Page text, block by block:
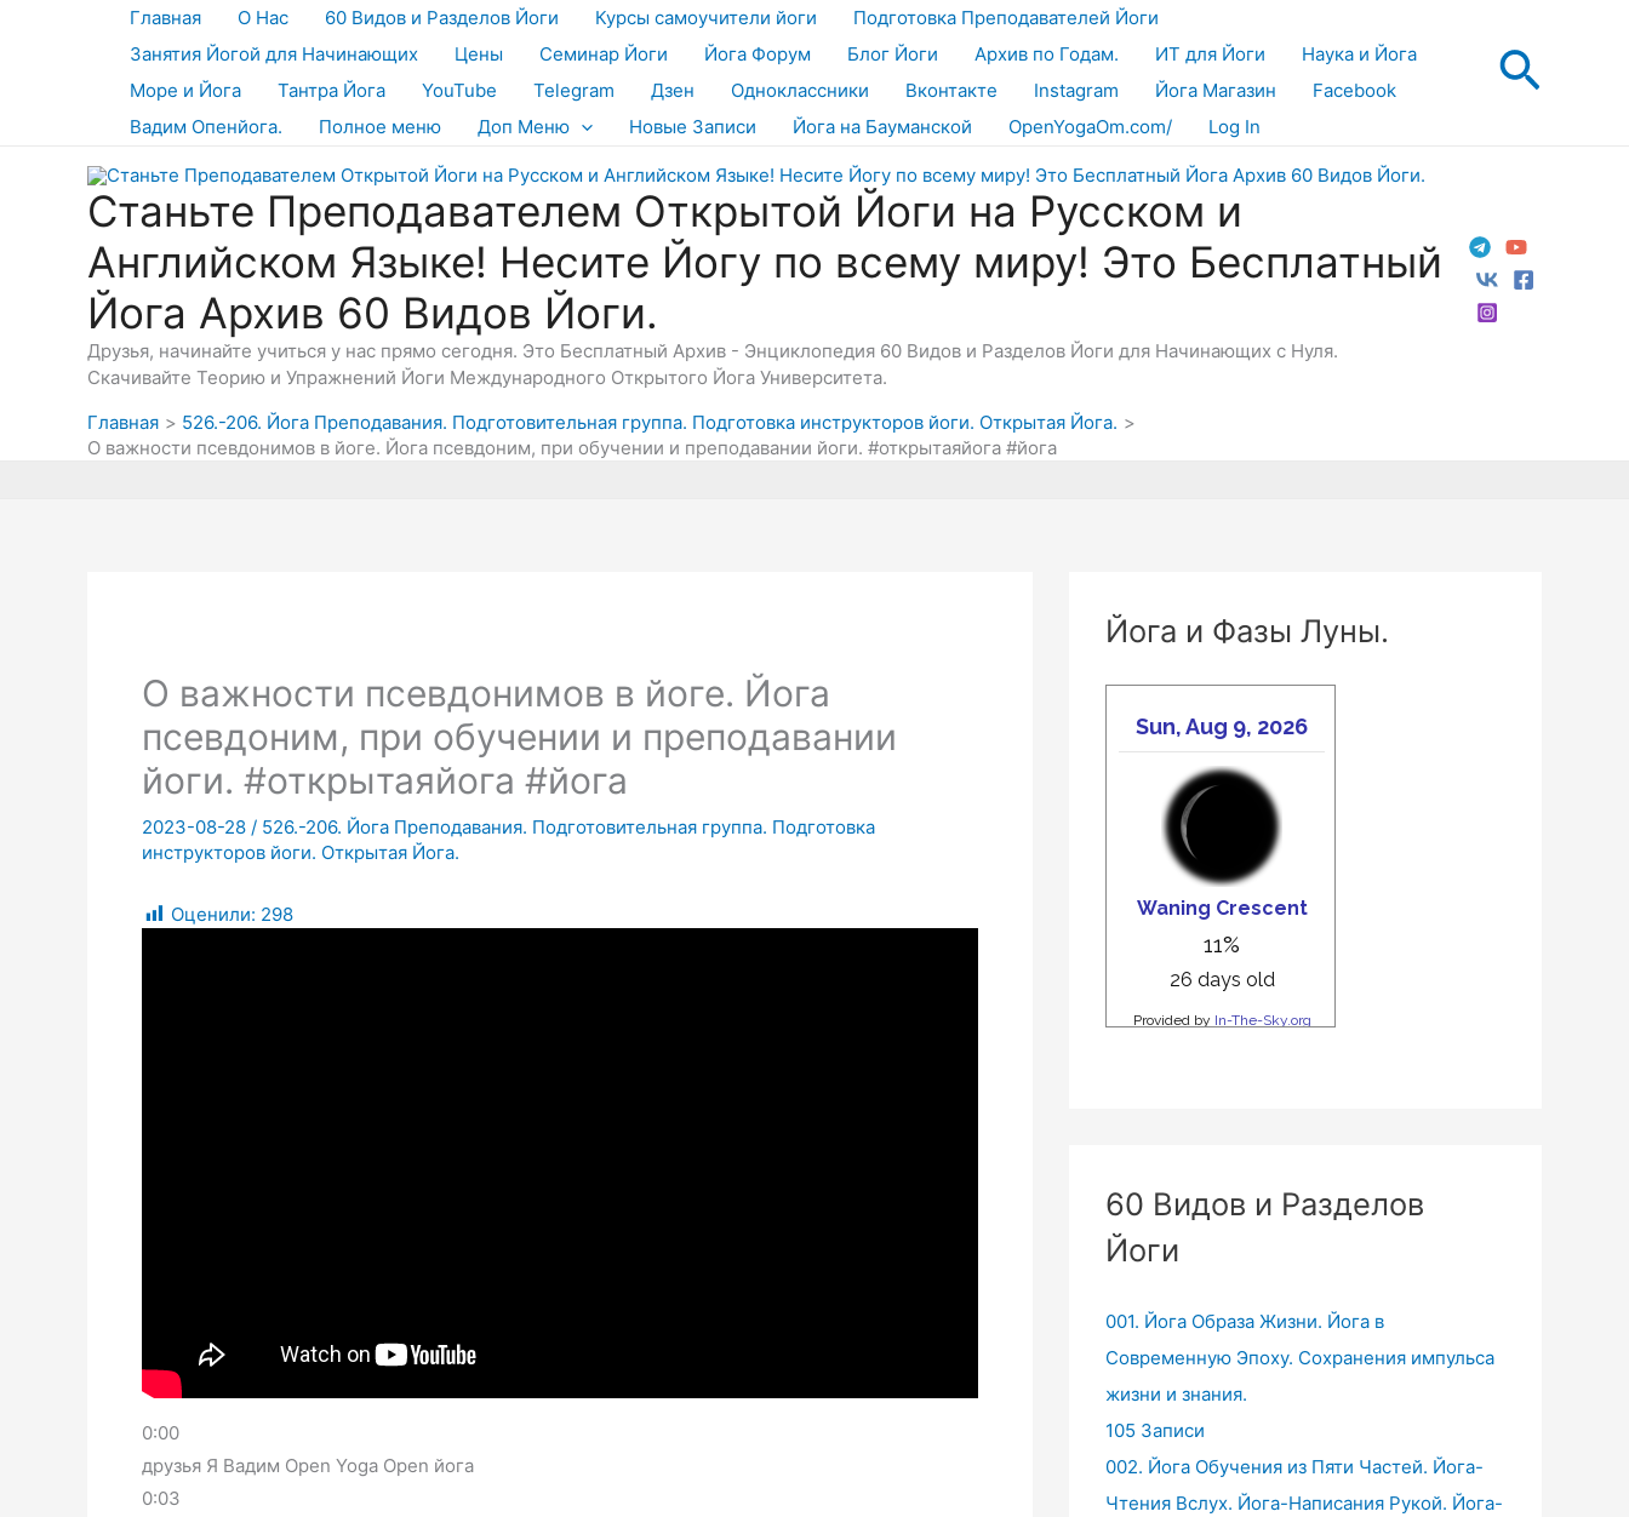
Главная О Нас 60 Видов и Разделов Йоги Курсы самоучители йоги
Подготовка Преподавателей Йоги
Занятия Йогой для Начинающих
Цены Семинар Йоги Йога Форум Блог Йоги Архив по Годам. ИТ для Йоги
Наука и Йога
Море и Йога
Тантра Йога YouTube Telegram Дзен Одноклассники Вконтакте Instagram Йога Магазин
Facebook
Вадим Опенйога.
Полное меню Доп Меню Новые Записи Йога на Бауманской OpenYogaOm.com/ Log In
Станьте Преподавателем Открытой Йоги на Русском и
Английском Языке! Несите Йогу по всему миру! Это Бесплатный
Йога Архив 60 Видов Йоги.
Друзья, начинайте учиться у нас прямо сегодня. Это Бесплатный Архив - Энциклопедия 60 Видов и Разделов Йоги для Начинающих с Нуля.
Скачивайте Теорию и Упражнений Йоги Международного Открытого Йога Университета.
Главная
526.-206. Йога Преподавания. Подготовительная группа. Подготовка инструкторов йоги. Открытая Йога.
О важности псевдонимов в йоге. Йога псевдоним, при обучении и преподавании йоги. #открытаяйога #йога
О важности псевдонимов в йоге. Йога
псевдоним, при обучении и преподавании
йоги. #открытаяйога #йога
2023-08-28 / 526.-206. Йога Преподавания. Подготовительная группа. Подготовка
инструкторов йоги. Открытая Йога.
Оценили: 298
0:00
друзья Я Вадим Open Yoga Open йога
0:03
Йога и Фазы Луны.
60 Видов и Разделов
Йоги
001. Йога Образа Жизни. Йога в
Современную Эпоху. Сохранения импульса
жизни и знания.
105 Записи
002. Йога Обучения из Пяти Частей. Йога-
Чтения Вслух. Йога-Написания Рукой. Йога-